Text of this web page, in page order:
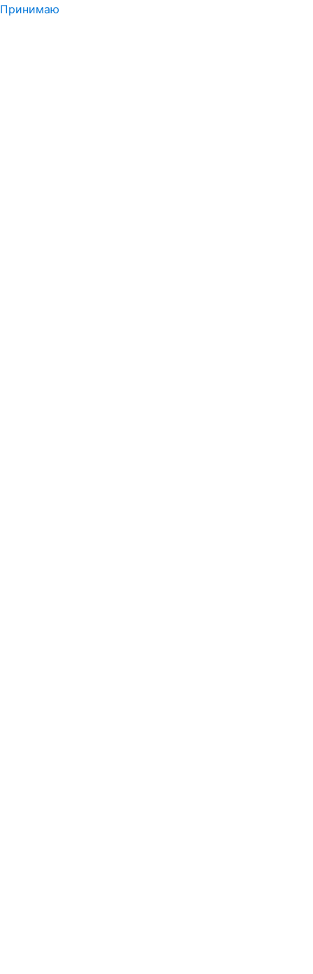
Принимаю